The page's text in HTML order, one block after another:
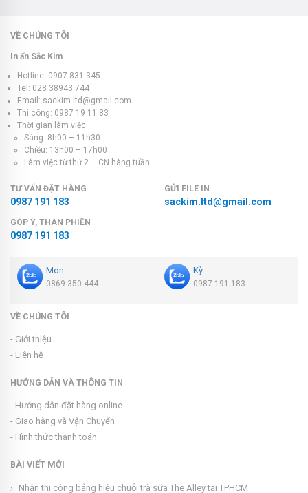
VỀ CHÚNG TÔI
In ấn Sắc Kim
Hotline: 0907 831 345
Tel: 028 38943 744
Email: sackim.ltd@gmail.com
Thi công: 0987 19 11 83
Thời gian làm việc
Sáng: 8h00 – 11h30
Chiều: 13h00 – 17h00
Làm việc từ thứ 2 – CN hàng tuần
TƯ VẤN ĐẶT HÀNG
0987 191 183
GỬI FILE IN
sackim.ltd@gmail.com
GÓP Ý, THAN PHIỀN
0987 191 183
Mon
0869 350 444
Kỳ
0987 191 183
VỀ CHÚNG TÔI
- Giới thiệu
- Liên hệ
HƯỚNG DẪN VÀ THÔNG TIN
- Hướng dẫn đặt hàng online
- Giao hàng và Vận Chuyển
- Hình thức thanh toán
BÀI VIẾT MỚI
Nhận thi công bảng hiệu chuỗi trà sữa The Alley tại TPHCM